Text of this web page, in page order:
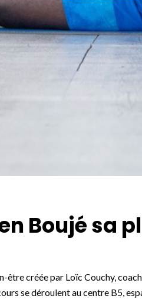
Boujé sa
être créée par Loïc Couchy,
se déroulent au centre B5,